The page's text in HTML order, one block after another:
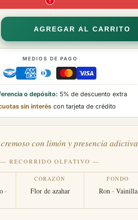
AGREGAR AL CARRITO
MEDIOS DE PAGO
o depósito: 5% de descuento extra
sin interéscon tarjeta de crédito
con limón y presencia adictiva
— RECORRIDO OLFATIVO —
·
CORAZÓN
Flor de azahar
FONDO
Ron · Vainilla